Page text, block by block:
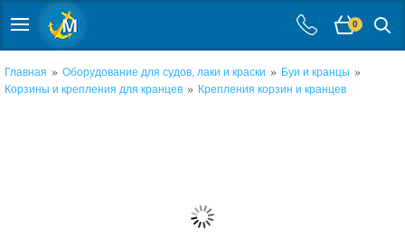
0
Главная » Оборудование для судов, лаки и краски » Буи и кранцы »
Корзины и крепления для кранцев » Крепления корзин и кранцев